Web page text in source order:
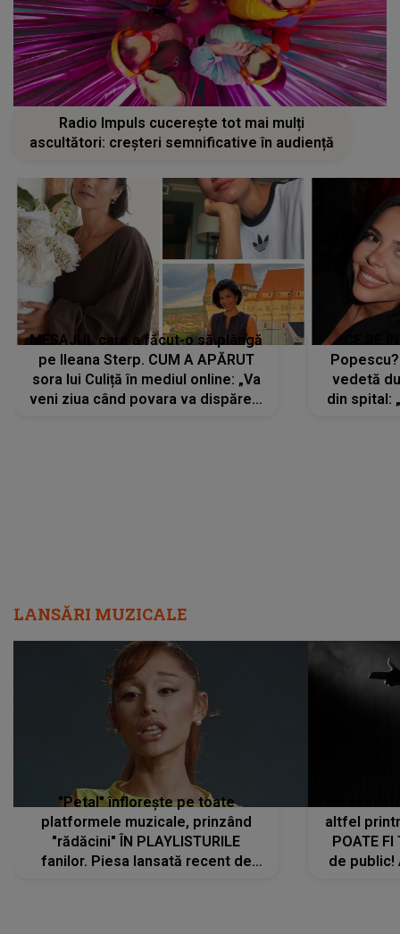
Radio Impuls cucerește tot mai mulți
ascultători: creșteri semnificative în audiență
MESAJUL care a făcut-o să plângă
pe Ileana Sterp. CUM A APĂRUT
sora lui Culiță în mediul online: „Va
veni ziua când povara va dispărea,
vedetă
din spital:
LANSĂRI MUZICALE
"Petal" înflorește pe toate
platformele muzicale, prinzând
"rădăcini" ÎN PLAYLISTURILE
fanilor. Piesa lansată recent de
altfel
POATE FI
de public!